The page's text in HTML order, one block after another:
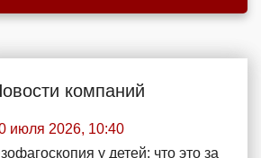
компаний
июля 2026, 10:40
у детей: что это за